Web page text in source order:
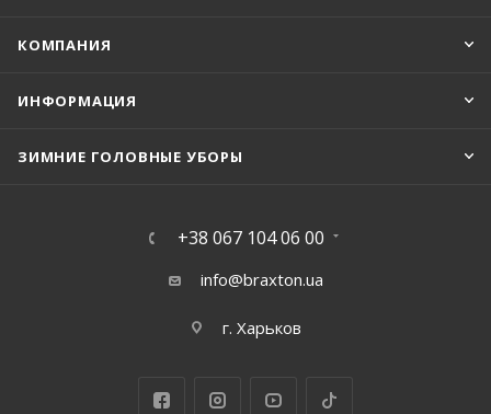
КОМПАНИЯ
ИНФОРМАЦИЯ
ЗИМНИЕ ГОЛОВНЫЕ УБОРЫ
+38 067 104 06 00
info@braxton.ua
г. Харьков